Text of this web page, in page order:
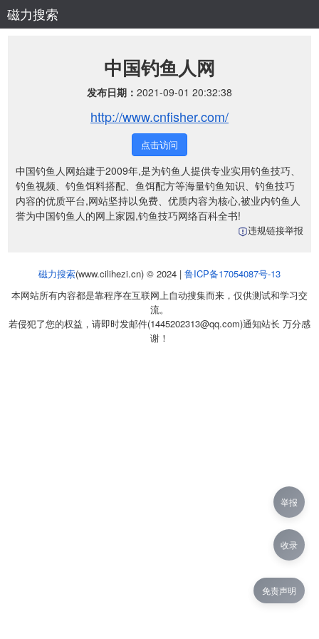
磁力搜索
中国钓鱼人网
发布日期： 2021-09-01 20:32:38
http://www.cnfisher.com/
点击访问
中国钓鱼人网始建于2009年,是为钓鱼人提供专业实用钓鱼技巧、
钓鱼视频、钓鱼饵料搭配、鱼饵配方等海量钓鱼知识、钓鱼技巧
内容的优质平台,网站坚持以免费、优质内容为核心,被业内钓鱼人
誉为中国钓鱼人的网上家园,钓鱼技巧网络百科全书!
违规链接举报
磁力搜索(www.cilihezi.cn) © 2024 | 鲁ICP备17054087号-13
本网站所有内容都是靠程序在互联网上自动搜集而来，仅供测试和学习交
流。
若侵犯了您的权益，请即时发邮件(1445202313@qq.com)通知站长 万分感
谢！
免责声明
举报
收录